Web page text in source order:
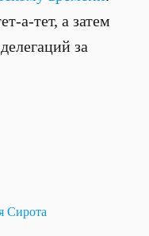
а-тет, а затем
за
Сирота